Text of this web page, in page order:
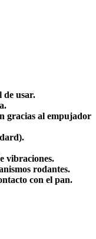
de usar.
gracias al empujador
vibraciones.
rodantes.
con el pan.